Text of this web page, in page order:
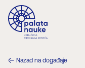
Nazad na događaje